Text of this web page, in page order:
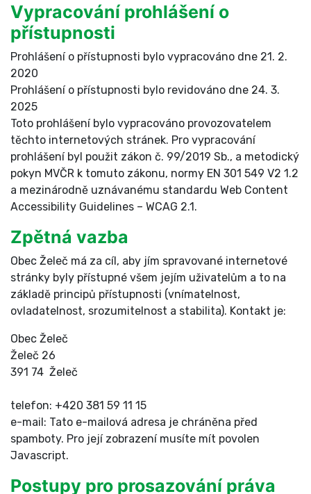
Vypracování prohlášení o
přístupnosti
Prohlášení o přístupnosti bylo vypracováno dne 21. 2.
2020
Prohlášení o přístupnosti bylo revidováno dne 24. 3.
2025
Toto prohlášení bylo vypracováno provozovatelem
těchto internetových stránek. Pro vypracování
prohlášení byl použit zákon č. 99/2019 Sb., a metodický
pokyn MVČR k tomuto zákonu, normy EN 301 549 V2 1.2
a mezinárodně uznávanému standardu Web Content
Accessibility Guidelines – WCAG 2.1.
Zpětná vazba
Obec Želeč má za cíl, aby jím spravované internetové
stránky byly přístupné všem jejím uživatelům a to na
základě principů přístupnosti (vnímatelnost,
ovladatelnost, srozumitelnost a stabilita). Kontakt je:
Obec Želeč
Želeč 26
391 74 Želeč
telefon: +420 381 59 11 15
e-mail: Tato e-mailová adresa je chráněna před
spamboty. Pro její zobrazení musíte mít povolen
Javascript.
Postupy pro prosazování práva